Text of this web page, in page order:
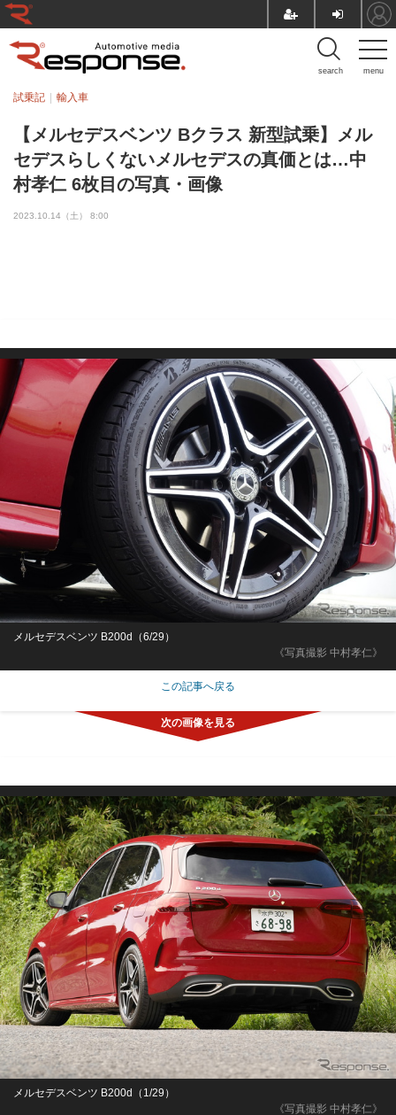
menu
search
【メルセデスベンツ Bクラス 新型試乗】メル
セデスらしくないメルセデスの真価とは…中
村孝仁 6枚目の写真・画像
試乗記 輸入車
2023.10.14（土） 8:00
《写真撮影 中村孝仁》
メルセデスベンツ B200d（6/29）
この記事へ戻る
《写真撮影 中村孝仁》
メルセデスベンツ B200d（1/29）